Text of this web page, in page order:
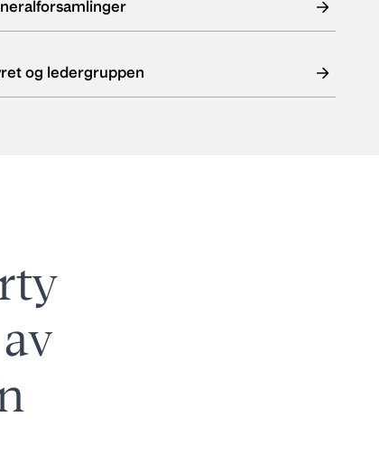
og ledergruppen